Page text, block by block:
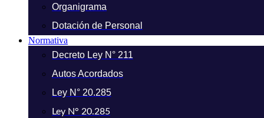
Organigrama
Dotación de Personal
Normativa
Decreto Ley N° 211
Autos Acordados
Ley N° 20.285
Ley N° 20.285